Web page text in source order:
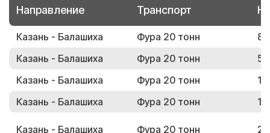
Направление Транспорт
Казань - Балашиха Фура 20 тонн
Казань - Балашиха
Фура 20 тонн
Казань - Балашиха
Фура 20 тонн
Казань - Балашиха
Фура 20 тонн
Казань - Балашиха Фура 20 тонн